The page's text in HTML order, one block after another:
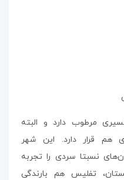
مرطوب دارد و البته
هم قرار دارد. این شهر
نسبتا سردی را تجربه
تفلیس هم بارندگی